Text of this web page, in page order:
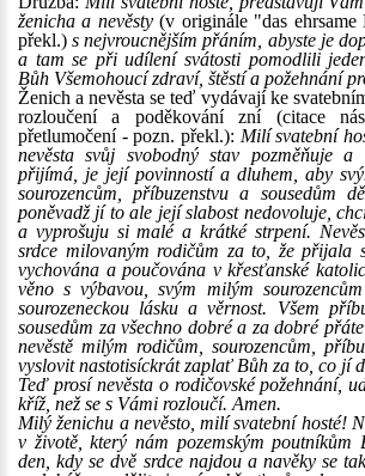
ženicha a nevěsty(v originále "das ehrsame
překl.) s nejvroucnějším přáním, abyste je
a tam se při udílení svátosti pomodlili
Bůh Všemohoucí zdraví, štěstí a požehnání
Ženich a nevěsta se teď vydávají ke
rozloučení a poděkování zní (citace
přetlumočení - pozn. překl.): Milí svatební
nevěsta svůj svobodný stav pozměňuje a
přijímá, je její povinností a dluhem, aby
sourozencům, příbuzenstvu a sousedům
poněvadž jí to ale její slabost nedovoluje,
a vyprošuju si malé a krátké strpení.
srdce milovaným rodičům za to, že přijala
vychována a poučována v křesťanské
věno s výbavou, svým milým
sourozeneckou lásku a věrnost. Všem
sousedům za všechno dobré a za dobré
nevěstě milým rodičům, sourozencům,
vyslovit nastotisíckrát zaplať Bůh za to, co jí
Teď prosí nevěsta o rodičovské požehnání,
kříž, než se s Vámi rozloučí. Amen.
Milý ženichu a nevěsto, milí svatební hosté!
v životě, který nám pozemským
den, kdy se dvě srdce najdou a navěky se